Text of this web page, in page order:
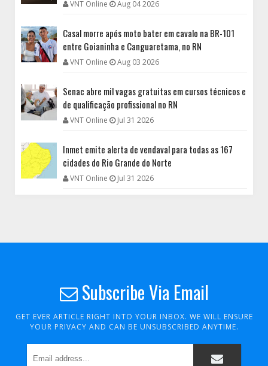
VNT Online Aug 04 2026
Casal morre após moto bater em cavalo na BR-101
entre Goianinha e Canguaretama, no RN
VNT Online Aug 03 2026
Senac abre mil vagas gratuitas em cursos técnicos e
de qualificação profissional no RN
VNT Online Jul 31 2026
Inmet emite alerta de vendaval para todas as 167
cidades do Rio Grande do Norte
VNT Online Jul 31 2026
Subscribe Via Email
GET EVER ARTICLE RIGHT INTO YOUR INBOX. WE WILL ENSURE
YOUR PRIVACY AND CAN BE UNSUBSCRIBED ANYTIME.